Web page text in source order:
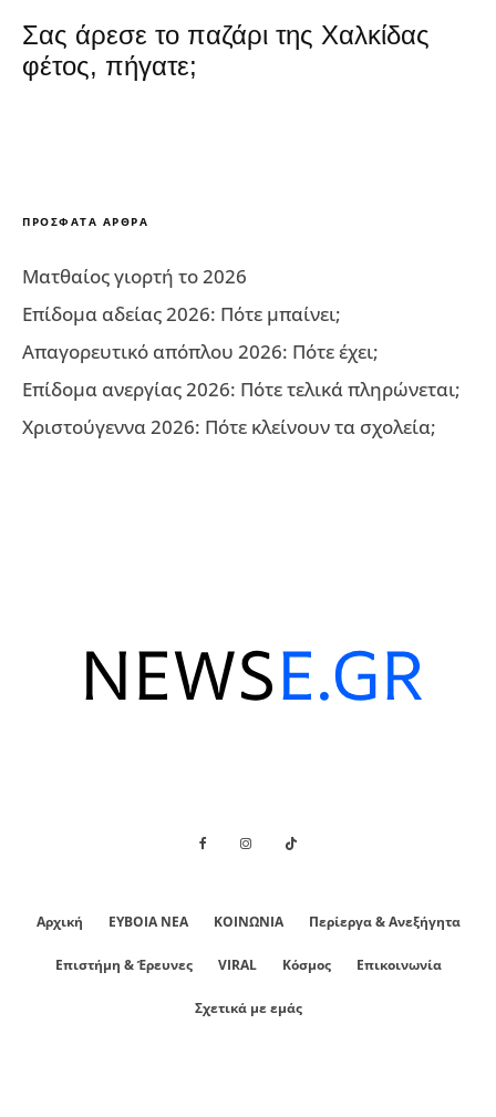
Σας άρεσε το παζάρι της Χαλκίδας
φέτος, πήγατε;
ΠΡΌΣΦΑΤΑ ΆΡΘΡΑ
Ματθαίος γιορτή το 2026
Επίδομα αδείας 2026: Πότε μπαίνει;
Απαγορευτικό απόπλου 2026: Πότε έχει;
Επίδομα ανεργίας 2026: Πότε τελικά πληρώνεται;
Χριστούγεννα 2026: Πότε κλείνουν τα σχολεία;
Αρχική ΕΥΒΟΙΑ ΝΕΑ ΚΟΙΝΩΝΙΑ Περίεργα & Ανεξήγητα
Επιστήμη & Έρευνες VIRAL Κόσμος Επικοινωνία
Σχετικά με εμάς